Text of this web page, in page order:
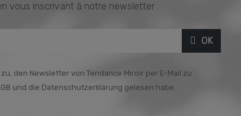
vous inscrivant à notre newsletter :
OK
zu, den Newsletter von Tendance Miroir per E-Mail zu
und die Datenschutzerklärung gelesen habe.